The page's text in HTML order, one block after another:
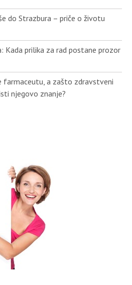
do Strazbura – priče o životu
Kada prilika za rad postane prozor
farmaceutu, a zašto zdravstveni
njegovo znanje?